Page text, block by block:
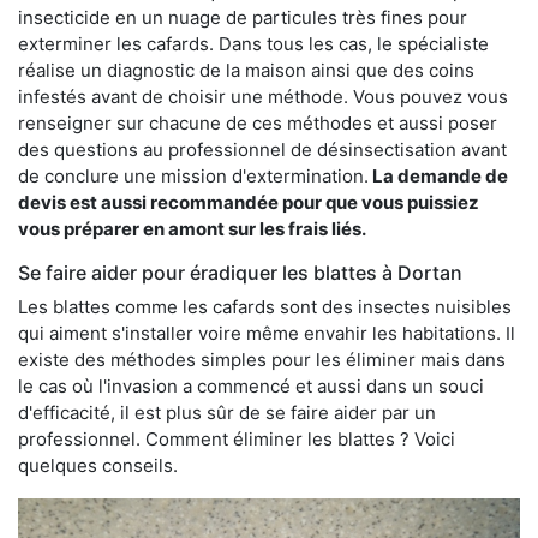
insecticide en un nuage de particules très fines pour
exterminer les cafards. Dans tous les cas, le spécialiste
réalise un diagnostic de la maison ainsi que des coins
infestés avant de choisir une méthode. Vous pouvez vous
renseigner sur chacune de ces méthodes et aussi poser
des questions au professionnel de désinsectisation avant
de conclure une mission d'extermination. La demande de
devis est aussi recommandée pour que vous puissiez
vous préparer en amont sur les frais liés.
Se faire aider pour éradiquer les blattes à Dortan
Les blattes comme les cafards sont des insectes nuisibles
qui aiment s'installer voire même envahir les habitations. Il
existe des méthodes simples pour les éliminer mais dans
le cas où l'invasion a commencé et aussi dans un souci
d'efficacité, il est plus sûr de se faire aider par un
professionnel. Comment éliminer les blattes ? Voici
quelques conseils.